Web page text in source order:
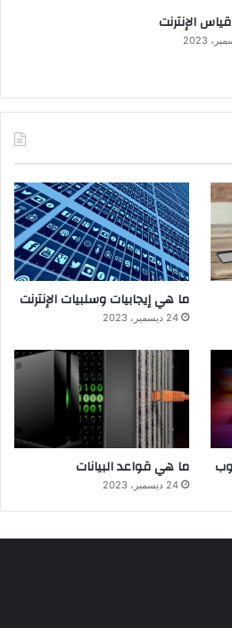
الإنترنت
ما هي إيجابيات وسلبيات الإنترنت
24 ديسمبر، 2023
ما هي قواعد البيانات
24 ديسمبر، 2023